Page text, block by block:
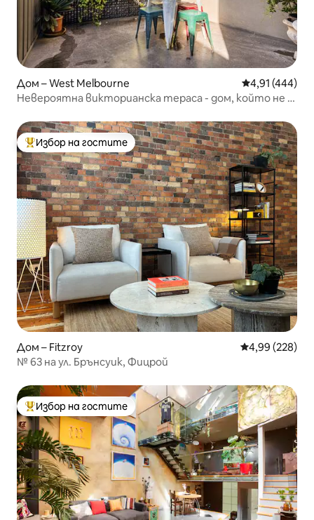
Дом – West Melbourne Средна
4,91 (444)
Невероятна викторианска тераса - дом, който не е
Най-популярен избор на гостите
Избор на гостите
Дом – Fitzroy Средна
4,99 (228)
№ 63 на ул. Брънсуик, Фицрой
Най-популярен избор на гостите
Избор на гостите